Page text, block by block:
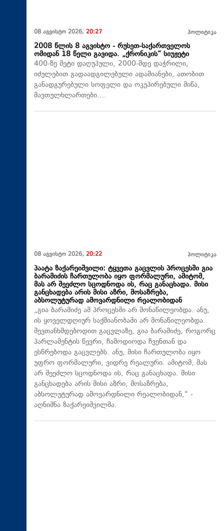
08 აგვისტო 2026, 20:27 პოლიტიკა
2008 წლის 8 აგვისტო - რუსეთ-საქართველოს
ომიდან 18 წელი გავიდა. „ქრონიკის“ სიუჟეტი
400-ზე მეტი დაღუპული, 2000-მდე დაჭრილი,
იძულებით გადაადგილებული ადამიანები, ათობით
განადგურებული სოფელი და ოკუპირებული მიწა,
მავთულხლართები….
08 აგვისტო 2026, 20:22 პოლიტიკა
პაატა ზაქარეიშვილი: ტყვეთა გაცვლის პროცესში გია
ბარამიძის ჩართულობა იყო ფორმალური, ამიტომ,
მას არ შეეძლო სცოდნოდა ის, რაც განაცხადა. მისი
განცხადება არის მისი აზრი, მოსაზრება,
აბსოლუტურად ამოვარდნილი რეალობიდან
„გია ბარამიძე ამ პროცესში არ მონაწილეობდა. ანუ,
ის ყოველდღიურ საქმიანობაში არ მონაწილეობდა.
შევთანხმდებოდით გაცვლაზე, გია ბარამიძე, როგორც
პარლამენტის წევრი, ჩამოდიოდა ჩვენთან და
ესწრებოდა გაცვლებს. ანუ, მისი ჩართულობა იყო
უფრო ფორმალური, ვიდრე რეალური. ამიტომ, მას
არ შეეძლო სცოდნოდა ის, რაც განაცხადა. მისი
განცხადება არის მისი აზრი, მოსაზრება,
აბსოლუტურად ამოვარდნილი რეალობიდან," -
აღნიშნა ზაქარეიშვილმა.